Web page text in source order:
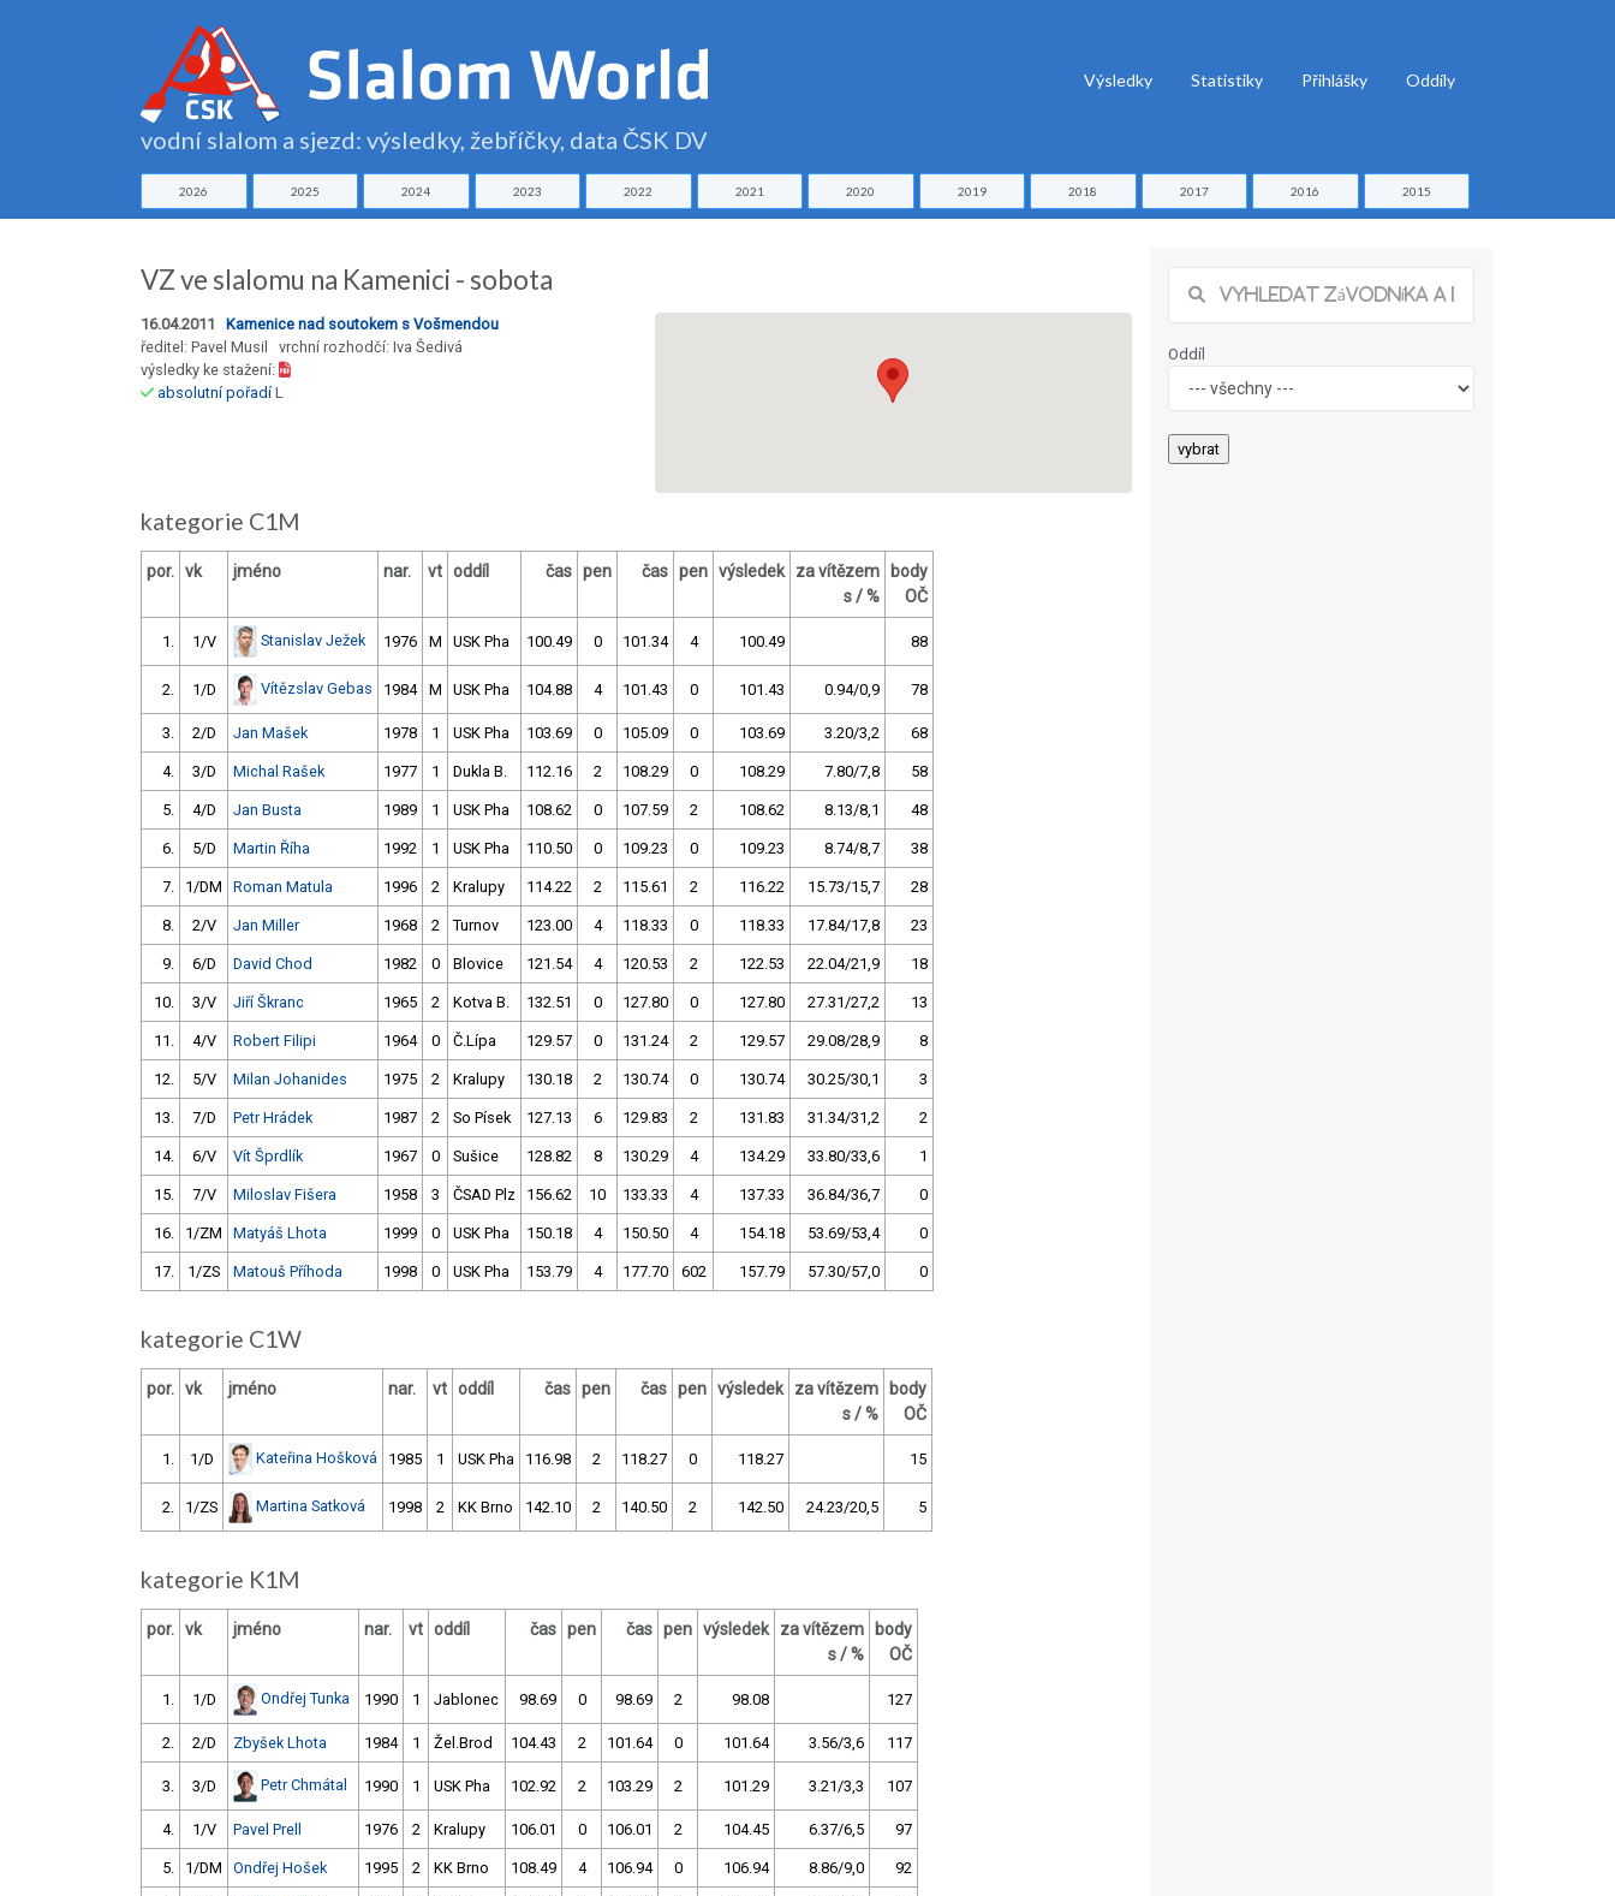
vodní slalom a sjezd: výsledky, žebříčky, data ČSK DV
Výsledky Statistiky Přihlášky Oddíly
2026 2025 2024 2023 2022 2021 2020 2019 2018 2017 2016 2015
VZ ve slalomu na Kamenici - sobota
16.04.2011 Kamenice nad soutokem s Vošmendou
ředitel: Pavel Musil vrchní rozhodčí: Iva Šedivá
výsledky ke stažení:
absolutní pořadíL
kategorie C1M
por. vk jméno nar. vt oddíl čas pen čas pen výsledek
za vítězem
s / %
body
OČ
1. 1/V Stanislav Ježek 1976 M USK Pha 100.49 0 101.34 4 100.49 88
2. 1/D Vítězslav Gebas 1984 M USK Pha 104.88 4 101.43 0 101.43 0.94/0,9 78
3. 2/D Jan Mašek 1978 1 USK Pha 103.69 0 105.09 0 103.69 3.20/3,2 68
4. 3/D Michal Rašek 1977 1 Dukla B. 112.16 2 108.29 0 108.29 7.80/7,8 58
5. 4/D Jan Busta 1989 1 USK Pha 108.62 0 107.59 2 108.62 8.13/8,1 48
6. 5/D Martin Říha 1992 1 USK Pha 110.50 0 109.23 0 109.23 8.74/8,7 38
7. 1/DM Roman Matula 1996 2 Kralupy 114.22 2 115.61 2 116.22 15.73/15,7 28
8. 2/V Jan Miller 1968 2 Turnov 123.00 4 118.33 0 118.33 17.84/17,8 23
9. 6/D David Chod 1982 0 Blovice 121.54 4 120.53 2 122.53 22.04/21,9 18
10. 3/V Jiří Škranc 1965 2 Kotva B. 132.51 0 127.80 0 127.80 27.31/27,2 13
11. 4/V Robert Filipi 1964 0 Č.Lípa 129.57 0 131.24 2 129.57 29.08/28,9 8
12. 5/V Milan Johanides 1975 2 Kralupy 130.18 2 130.74 0 130.74 30.25/30,1 3
13. 7/D Petr Hrádek 1987 2 So Písek 127.13 6 129.83 2 131.83 31.34/31,2 2
14. 6/V Vít Šprdlík 1967 0 Sušice 128.82 8 130.29 4 134.29 33.80/33,6 1
15. 7/V Miloslav Fišera 1958 3 ČSAD Plz 156.62 10 133.33 4 137.33 36.84/36,7 0
16. 1/ZM Matyáš Lhota 1999 0 USK Pha 150.18 4 150.50 4 154.18 53.69/53,4 0
17. 1/ZS Matouš Příhoda 1998 0 USK Pha 153.79 4 177.70 602 157.79 57.30/57,0 0
kategorie C1W
por. vk jméno nar. vt oddíl čas pen čas pen výsledek
za vítězem
s / %
body
OČ
1. 1/D Kateřina Hošková 1985 1 USK Pha 116.98 2 118.27 0 118.27 15
2. 1/ZS Martina Satková 1998 2 KK Brno 142.10 2 140.50 2 142.50 24.23/20,5 5
kategorie K1M
por. vk jméno nar. vt oddíl čas pen čas pen výsledek
za vítězem
s / %
body
OČ
1. 1/D Ondřej Tunka 1990 1 Jablonec 98.69 0 98.69 2 98.08 127
2. 2/D Zbyšek Lhota 1984 1 Žel.Brod 104.43 2 101.64 0 101.64 3.56/3,6 117
3. 3/D Petr Chmátal 1990 1 USK Pha 102.92 2 103.29 2 101.29 3.21/3,3 107
4. 1/V Pavel Prell 1976 2 Kralupy 106.01 0 106.01 2 104.45 6.37/6,5 97
5. 1/DM Ondřej Hošek 1995 2 KK Brno 108.49 4 106.94 0 106.94 8.86/9,0 92
Oddíl